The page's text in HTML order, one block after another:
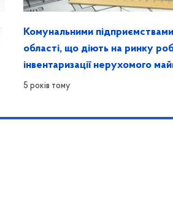
Комунальними
області, що діють на ринку
інвентаризації нерухомого майна
рекомендації
5 років тому